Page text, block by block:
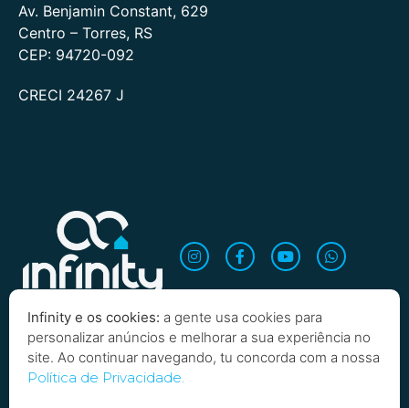
Quero saber mais!
Av. Benjamin Constant, 629
Centro – Torres, RS
CEP: 94720-092
CRECI 24267 J
Infinity e os cookies: a gente usa cookies para
personalizar anúncios e melhorar a sua experiência no
site. Ao continuar navegando, tu concorda com a nossa
Política de Privacidade.